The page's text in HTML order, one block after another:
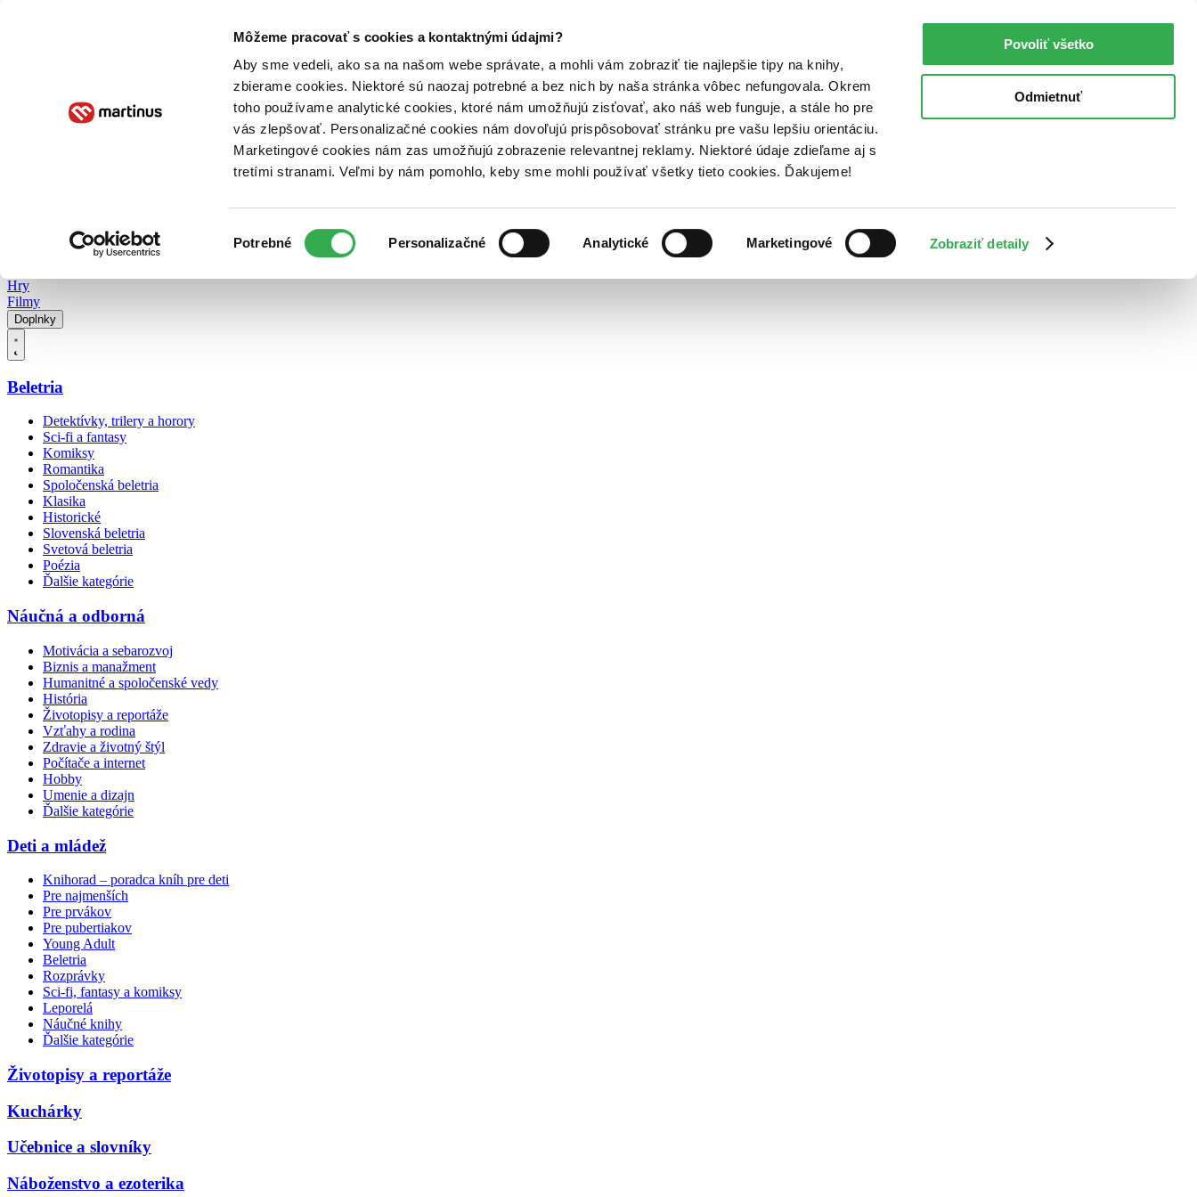
Môžeme pracovať s cookies a kontaktnými údajmi?
Aby sme vedeli, ako sa na našom webe správate, a mohli vám zobraziť tie najlepšie tipy na knihy,
zbierame cookies. Niektoré sú naozaj potrebné a bez nich by naša stránka vôbec nefungovala. Okrem
toho používame analytické cookies, ktoré nám umožňujú zisťovať, ako náš web funguje, a stále ho pre
vás zlepšovať. Personalizačné cookies nám dovoľujú prispôsobovať stránku pre vašu lepšiu orientáciu.
Marketingové cookies nám zas umožňujú zobrazenie relevantnej reklamy. Niektoré údaje zdieľame aj s
tretími stranami. Veľmi by nám pomohlo, keby sme mohli používať všetky tieto cookies. Ďakujeme!
súhlasu
Potrebné Personalizačné Analytické Marketingové Zobraziť detaily
Povoliť všetko
Odmietnuť
Poukážky Kontakt
Hry
Filmy
Doplnky
Beletria
Detektívky, trilery a horory
Sci-fi a fantasy
Komiksy
Romantika
Spoločenská beletria
Klasika
Historické
Slovenská beletria
Svetová beletria
Poézia
Ďalšie kategórie
Náučná a odborná
Motivácia a sebarozvoj
Biznis a manažment
Humanitné a spoločenské vedy
História
Životopisy a reportáže
Vzťahy a rodina
Zdravie a životný štýl
Počítače a internet
Hobby
Umenie a dizajn
Ďalšie kategórie
Deti a mládež
Knihorad – poradca kníh pre deti
Pre najmenších
Pre prvákov
Pre pubertiakov
Young Adult
Beletria
Rozprávky
Sci-fi, fantasy a komiksy
Leporelá
Náučné knihy
Ďalšie kategórie
Životopisy a reportáže
Kuchárky
Učebnice a slovníky
Náboženstvo a ezoterika